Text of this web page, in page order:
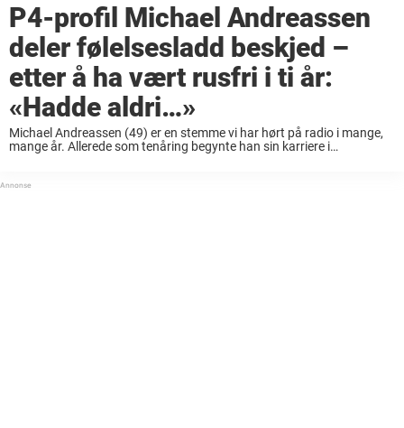
P4-profil Michael Andreassen
deler følelsesladd beskjed –
etter å ha vært rusfri i ti år:
«Hadde aldri…»
Michael Andreassen (49) er en stemme vi har hørt på radio i mange,
mange år. Allerede som tenåring begynte han sin karriere i